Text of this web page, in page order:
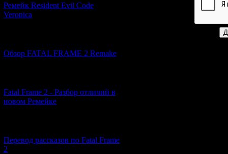
Ремейк Resident Evil Code
Veronica
Обзор FATAL FRAME 2 Remake
Fatal Frame 2 - Разбор отличий в
новом Ремейке
Перевод рассказов по Fatal Frame
2